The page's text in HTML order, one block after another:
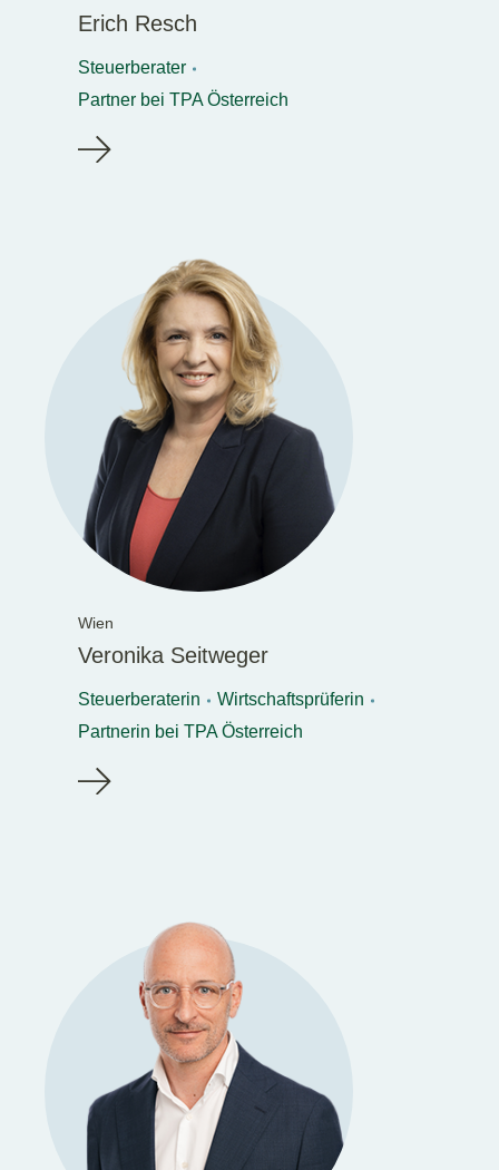
Erich Resch
Steuerberater
Partner bei TPA Österreich
Wien
Veronika Seitweger
Steuerberaterin
Wirtschaftsprüferin
Partnerin bei TPA Österreich